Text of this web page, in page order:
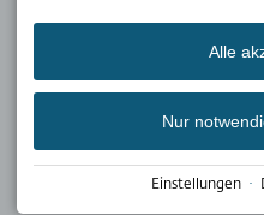
Bleib mit unseren
Laufenden.
Alle
Nur
Einstellungen ·